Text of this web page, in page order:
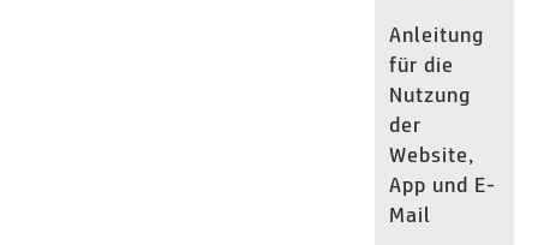
Anleitung
für die
Nutzung
der
Website,
App und E-
Mail